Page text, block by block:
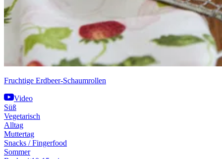
Fruchtige Erdbeer-Schaumrollen
Video
Süß
Vegetarisch
Alltag
Muttertag
Snacks / Fingerfood
Sommer